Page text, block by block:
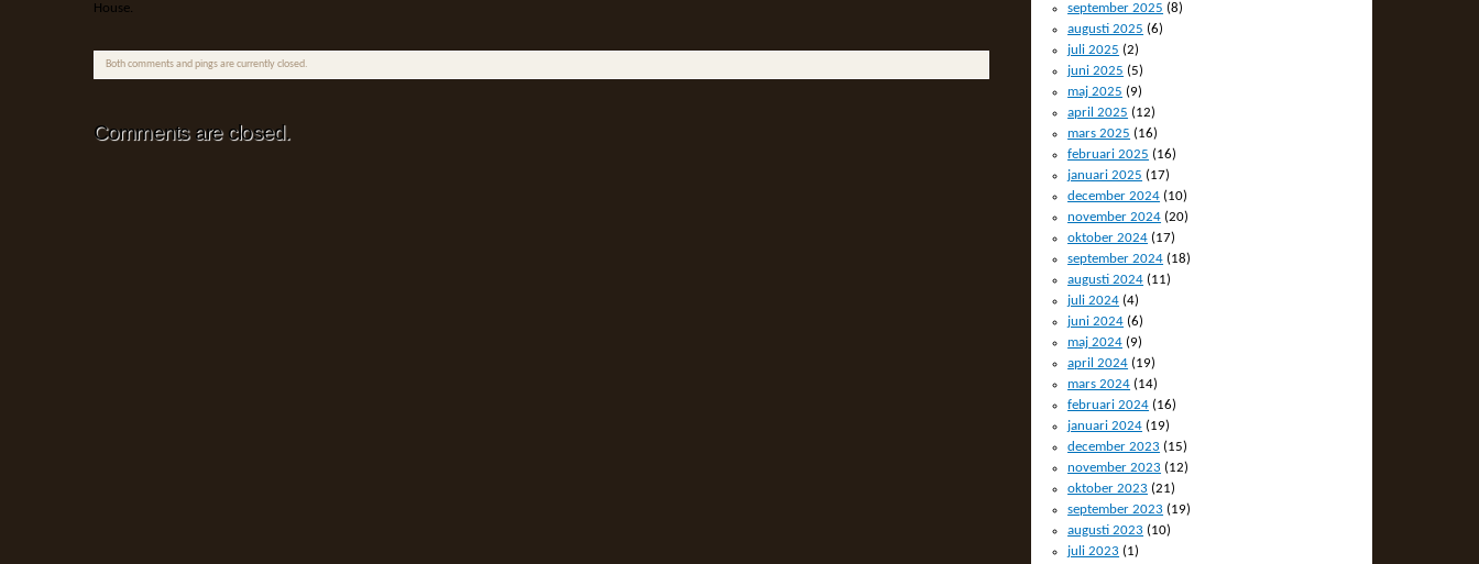
House.
Both comments and pings are currently closed.
Comments are closed.
september 2025 (8)
augusti 2025 (6)
juli 2025 (2)
juni 2025 (5)
maj 2025 (9)
april 2025 (12)
mars 2025 (16)
februari 2025 (16)
januari 2025 (17)
december 2024 (10)
november 2024 (20)
oktober 2024 (17)
september 2024 (18)
augusti 2024 (11)
juli 2024 (4)
juni 2024 (6)
maj 2024 (9)
april 2024 (19)
mars 2024 (14)
februari 2024 (16)
januari 2024 (19)
december 2023 (15)
november 2023 (12)
oktober 2023 (21)
september 2023 (19)
augusti 2023 (10)
juli 2023 (1)